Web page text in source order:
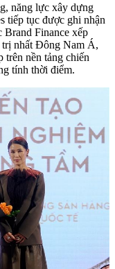
năng lực xây dựng
tiếp tục được ghi nhận
Finance xếp
trị nhất Đông Nam Á,
trên nền tảng chiến
tính thời điểm.